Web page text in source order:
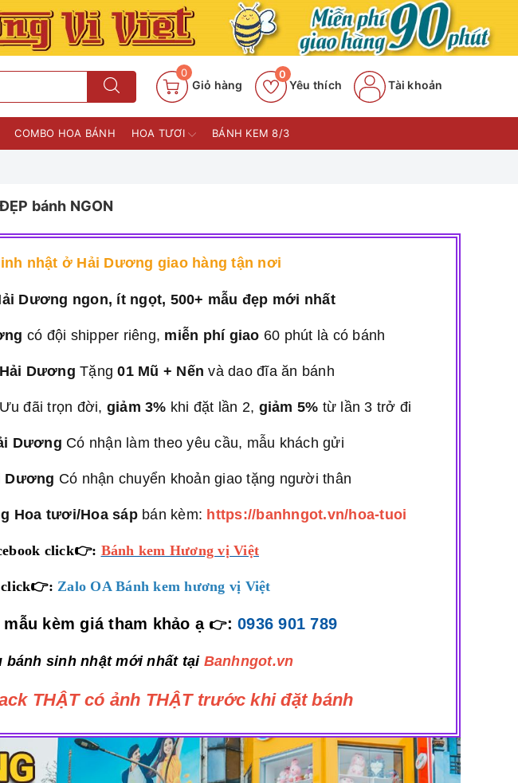
0
Giỏ hàng Yêu thích
0
Tài khoản
COMBO HOA BÁNH HOA TƯƠI BÁNH KEM 8/3
bánh NGON
nhật ở Hải Dương giao hàng tận nơi
Dương ngon, ít ngọt, 500+ mẫu đẹp mới nhất
có đội shipper riêng, miễn phí giao 60 phút là có bánh
DươngTặng01 Mũ + Nến và dao đĩa ăn bánh
Ưu đãi trọn đời, giảm 3% khi đặt lần 2, giảm 5% từ lần 3 trở đi
Dương Có nhận làm theo yêu cầu, mẫu khách gửi
Dương Có nhận chuyển khoản giao tặng người thân
Hoa tươi/Hoa sáp bán kèm: https://banhngot.vn/hoa-tuoi
click👉: Bánh kem Hương vị Việt
click👉: Zalo OA Bánh kem hương vị Việt
kèm giá tham khảo ạ 👉: 0936 901 789
bánh sinh nhật mới nhất tại Banhngot.vn
THẬT có ảnh THẬT trước khi đặt bánh